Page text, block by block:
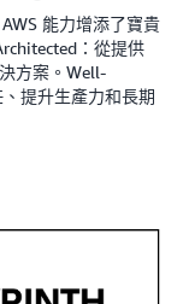
能力增添了寶貴
：從提供
方案。Well-
提升生產力和長期